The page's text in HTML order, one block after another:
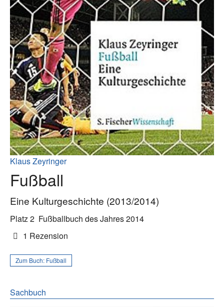
Klaus Zeyringer
Fußball
Eine Kulturgeschichte (2013/2014)
Platz 2 Fußballbuch des Jahres 2014
1 Rezension
Zum Buch: Fußball
Sachbuch